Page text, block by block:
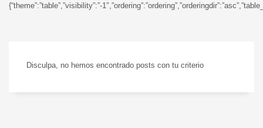
{“theme”:”table”,”visibility”:”-
Disculpa, no hemos encontrado posts con tu criterio